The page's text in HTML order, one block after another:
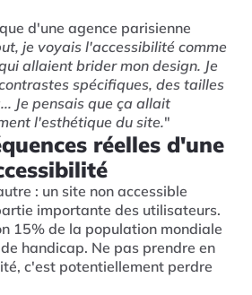
d'une agence parisienne
je voyais l'accessibilité comme
allaient brider mon design. Je
spécifiques, des tailles
Je pensais que ça allait
l'esthétique du site."
réelles d'une
: un site non accessible
importante des utilisateurs.
15% de la population mondiale
handicap. Ne pas prendre en
c'est potentiellement perdre